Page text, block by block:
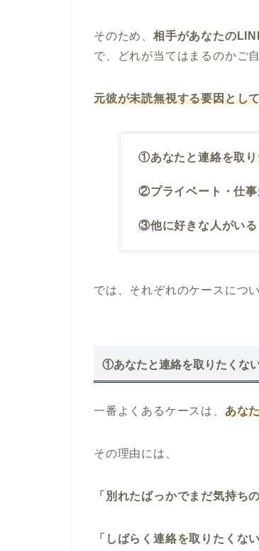
そのため、 相手があなたの
で、どれが当てはまるのかご
元彼が未読無視する要因とし
①あなたと連絡を取り
②プライベート・仕事
③他に好きな人がいる
では、それぞれのケースにつ
①あなたと連絡を取りたくな
一番よくあるケースは、 あな
その理由には、
「別れたばっかでまだ気持ち
「しばらく連絡を取りたくな